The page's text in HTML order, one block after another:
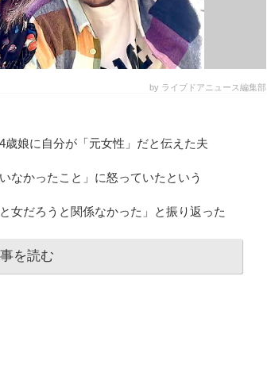
by ライブドアニュース編集部
娘に自分が「元女性」だと伝えた夫
なかったこと」に怒っていたという
女だろうと関係なかった」と振り返った
を読む